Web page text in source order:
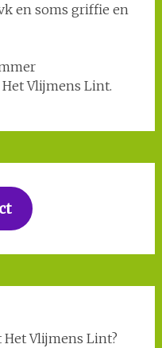
en soms griffie en
Het Vlijmens Lint.
Vlijmens Lint?